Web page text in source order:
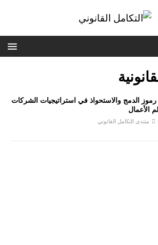
الدمج والاستحواذ في استراتيجيات الشركات
الأعمال
منتدى التكامل القانوني